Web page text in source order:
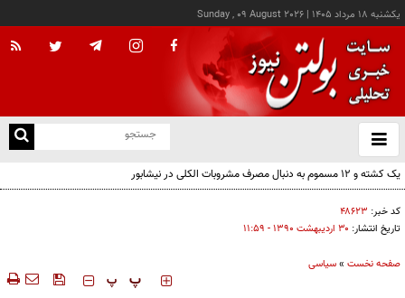
يکشنبه ۱۸ مرداد ۱۴۰۵ |
Sunday , 09 August 2026
باز
و
یک کشته و ۱۲ مسموم به دنبال مصرف مشروبات الکلی در نیشابور
کد خبر: ۴۸۶۲۳
تاریخ انتشار: ۳۰ ارديبهشت ۱۳۹۰ - ۱۱:۵۹
صفحه نخست »سیاسی
‍‍‍ پ پ